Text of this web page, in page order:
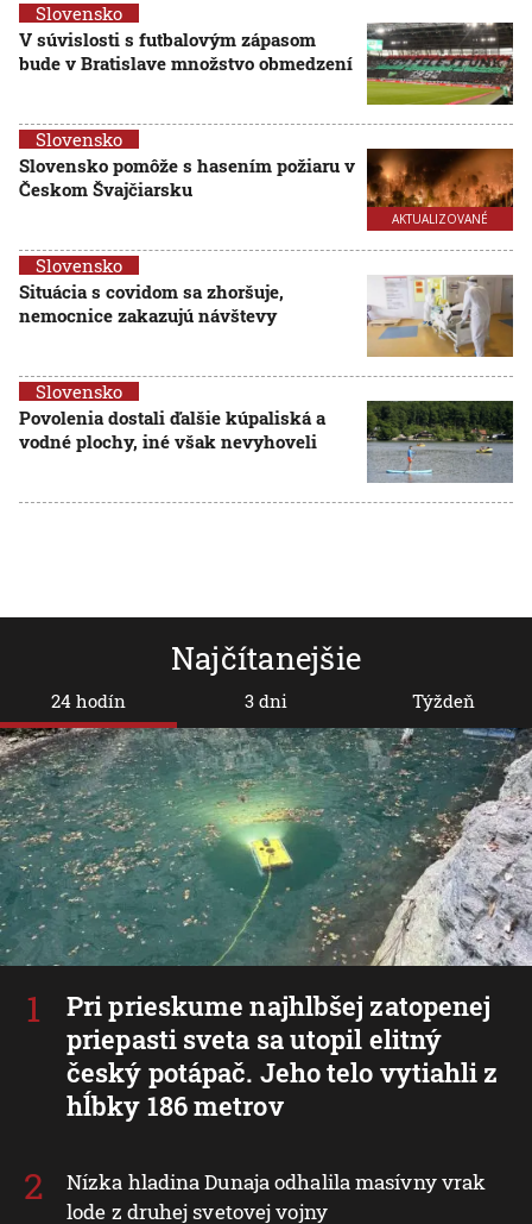
Slovensko
V súvislosti s futbalovým zápasom
bude v Bratislave množstvo obmedzení
AKTUALIZOVANÉ
Slovensko
Slovensko pomôže s hasením požiaru v
Českom Švajčiarsku
Slovensko
Situácia s covidom sa zhoršuje,
nemocnice zakazujú návštevy
Slovensko
Povolenia dostali ďalšie kúpaliská a
vodné plochy, iné však nevyhoveli
Najčítanejšie
24 hodín
Pri prieskume najhlbšej zatopenej
priepasti sveta sa utopil elitný
český potápač. Jeho telo vytiahli z
hĺbky 186 metrov
Nízka hladina Dunaja odhalila masívny vrak
lode z druhej svetovej vojny
3 dni Týždeň